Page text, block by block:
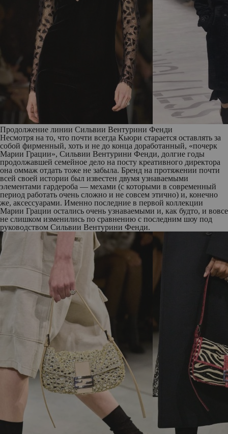
Продолжение линии Сильвии Вентурини Фенди
Несмотря на то, что почти всегда Кьюри старается оставлять за
собой фирменный, хоть и не до конца доработанный, «почерк
Марии Грации», Сильвии Вентурини Фенди, долгие годы
продолжавшей семейное дело на посту креативного директора
она оммаж отдать тоже не забыла. Бренд на протяжении почти
всей своей истории был известен двумя узнаваемыми
элементами гардероба — мехами (с которыми в современный
период работать очень сложно и не совсем этично) и, конечно
же, аксессуарами. Именно последние в первой коллекции
Марии Грации остались очень узнаваемыми и, как будто, и вовсе
не слишком изменились по сравнению с последним шоу под
руководством Сильвии Вентурини Фенди.